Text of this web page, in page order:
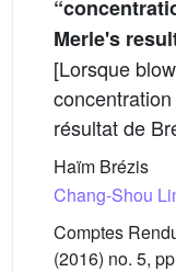
Merle's
[Lorsque
résultat de
Haïm Brézis
Chang-Shou
Comptes
(2016) no. 5,